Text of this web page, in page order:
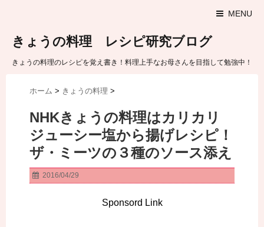
MENU
きょうの料理 レシピ研究ブログ
きょうの料理のレシピを覚え書き！料理上手なお母さんを目指して勉強中！
ホーム > きょうの料理 >
NHKきょうの料理はカリカリ
ジューシー塩から揚げレシピ！
ザ・ミーツの３種のソース添え
2016/04/29
Sponsord Link